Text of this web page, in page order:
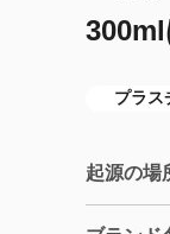
プラス
起源の場